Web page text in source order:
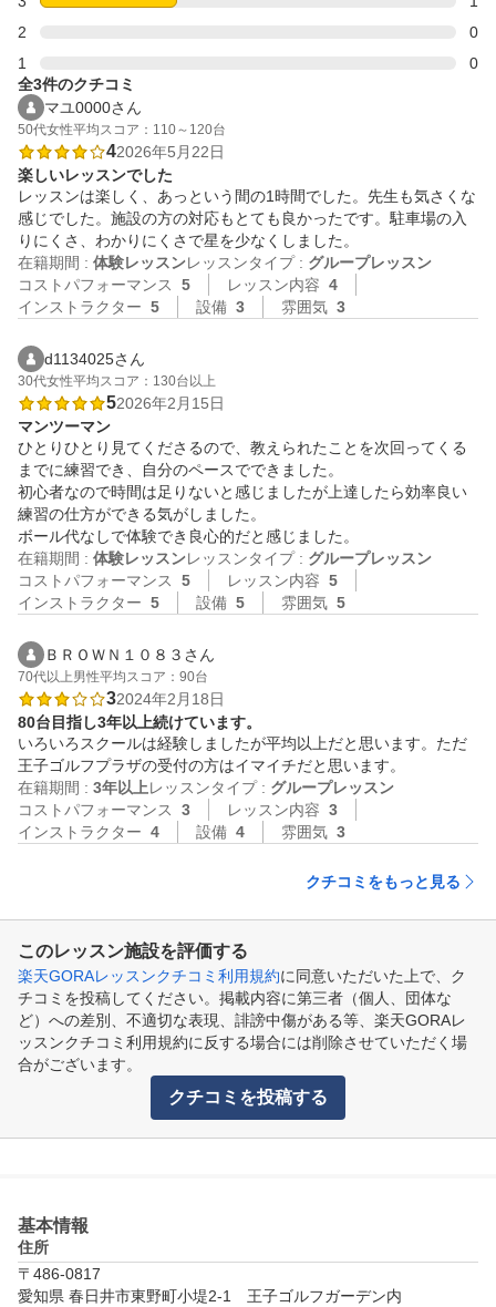
2
0
1
0
全3件のクチコミ
マユ0000さん
50代女性平均スコア：110～120台
42026年5月22日
楽しいレッスンでした
レッスンは楽しく、あっという間の1時間でした。先生も気さくな
感じでした。施設の方の対応もとても良かったです。駐車場の入
りにくさ、わかりにくさで星を少なくしました。
在籍期間 : 体験レッスンレッスンタイプ : グループレッスン
コストパフォーマンス
5 レッスン内容 4
インストラクター 5 設備 3 雰囲気 3
d1134025さん
30代女性平均スコア：130台以上
52026年2月15日
マンツーマン
ひとりひとり見てくださるので、教えられたことを次回ってくる
までに練習でき、自分のペースでできました。
初心者なので時間は足りないと感じましたが上達したら効率良い
練習の仕方ができる気がしました。
ボール代なしで体験でき良心的だと感じました。
在籍期間 : 体験レッスンレッスンタイプ : グループレッスン
コストパフォーマンス
5 レッスン内容 5
インストラクター 5 設備 5 雰囲気 5
ＢＲＯＷＮ１０８３さん
70代以上男性平均スコア：90台
32024年2月18日
80台目指し3年以上続けています。
いろいろスクールは経験しましたが平均以上だと思います。ただ
王子ゴルフプラザの受付の方はイマイチだと思います。
在籍期間 : 3年以上レッスンタイプ : グループレッスン
コストパフォーマンス
3 レッスン内容 3
インストラクター 4 設備 4 雰囲気 3
クチコミをもっと見る
このレッスン施設を評価する
楽天GORAレッスンクチコミ利用規約に同意いただいた上で、ク
チコミを投稿してください。掲載内容に第三者（個人、団体な
ど）への差別、不適切な表現、誹謗中傷がある等、楽天GORAレ
ッスンクチコミ利用規約に反する場合には削除させていただく場
合がございます。
クチコミを投稿する
基本情報
住所
〒486-0817
愛知県 春日井市東野町小堤2-1　王子ゴルフガーデン内